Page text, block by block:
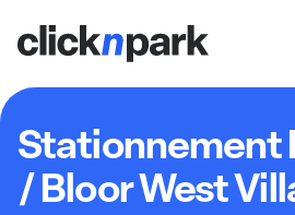
Stationnement
/ Bloor West